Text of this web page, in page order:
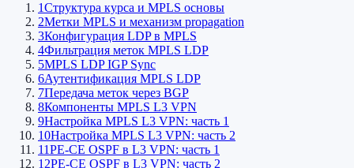
1Структура курса и MPLS основы
2Метки MPLS и механизм propagation
3Конфигурация LDP в MPLS
4Фильтрация меток MPLS LDP
5MPLS LDP IGP Sync
6Аутентификация MPLS LDP
7Передача меток через BGP
8Компоненты MPLS L3 VPN
9Настройка MPLS L3 VPN: часть 1
10Настройка MPLS L3 VPN: часть 2
11PE-CE OSPF в L3 VPN: часть 1
12PE-CE OSPF в L3 VPN: часть 2